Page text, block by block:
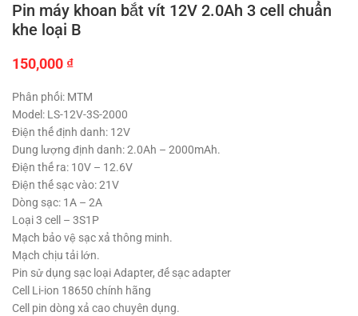
Pin máy khoan bắt vít 12V 2.0Ah 3 cell chuẩn
khe loại B
150,000 ₫
Phân phối: MTM
Model: LS-12V-3S-2000
Điện thế định danh: 12V
Dung lượng định danh: 2.0Ah – 2000mAh.
Điện thế ra: 10V – 12.6V
Điện thế sạc vào: 21V
Dòng sạc: 1A – 2A
Loại 3 cell – 3S1P
Mạch bảo vệ sạc xả thông minh.
Mạch chịu tải lớn.
Pin sử dụng sạc loại Adapter, đế sạc adapter
Cell Li-ion 18650 chính hãng
Cell pin dòng xả cao chuyên dụng.